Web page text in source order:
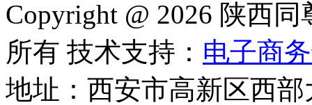
Copyright @ 2026 陕西
所有 技术支持： 电子商
地址：西安市高新区西